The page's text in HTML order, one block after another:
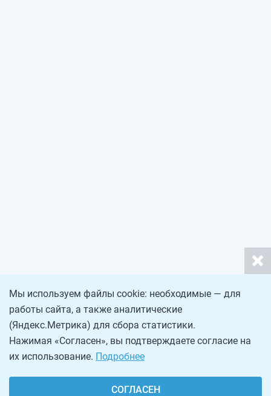
Мы используем файлы cookie: необходимые — для
работы сайта, а также аналитические
(Яндекс.Метрика) для сбора статистики.
Нажимая «Согласен», вы подтверждаете согласие на
их использование. Подробнее
СОГЛАСЕН